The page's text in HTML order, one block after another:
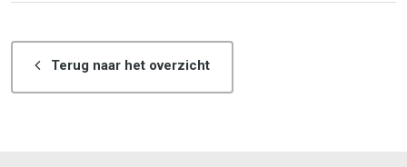
Terug naar het overzicht